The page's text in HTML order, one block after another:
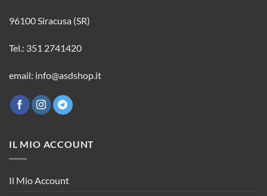
96100 Siracusa (SR)
Tel.: 351 2741420
email: info@asdshop.it
IL MIO ACCOUNT
Il Mio Account